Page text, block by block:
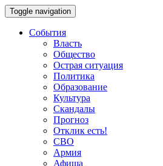
Toggle navigation
События
Власть
Общество
Острая ситуация
Политика
Образование
Культура
Скандалы
Прогноз
Отклик есть!
СВО
Армия
Афиша